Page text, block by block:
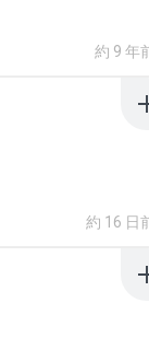
約 9 年
約 16 日